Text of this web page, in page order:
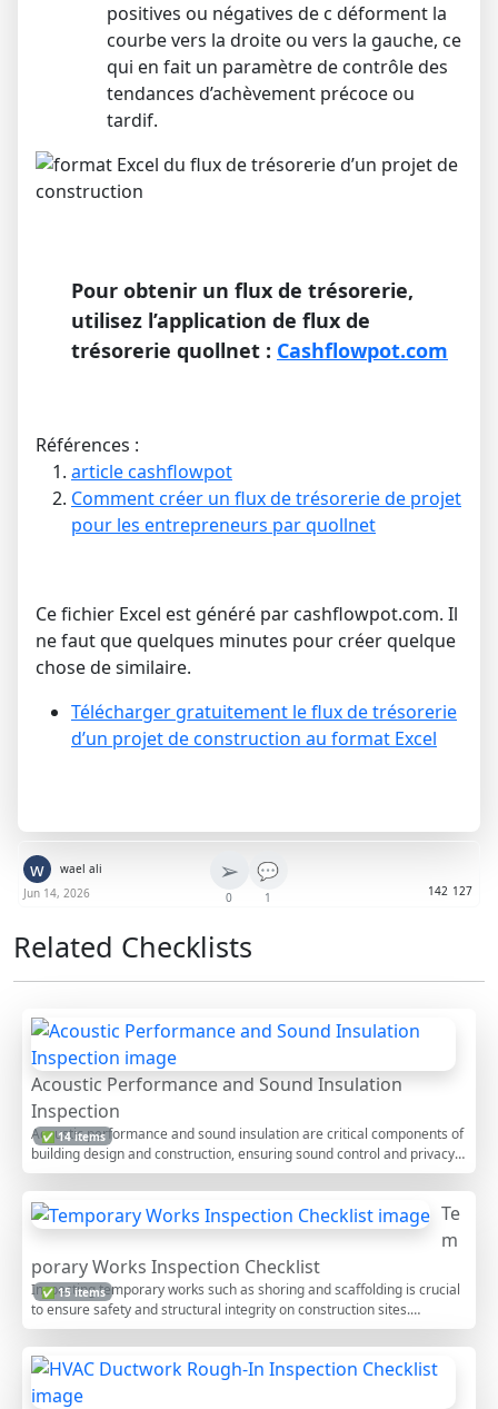
positives ou négatives de c déforment la
courbe vers la droite ou vers la gauche, ce
qui en fait un paramètre de contrôle des
tendances d’achèvement précoce ou
tardif.
Pour obtenir un flux de trésorerie,
utilisez l’application de flux de
trésorerie quollnet : Cashflowpot.com
Références :
article cashflowpot
Comment créer un flux de trésorerie de projet
pour les entrepreneurs par quollnet
Ce fichier Excel est généré par cashflowpot.com. Il
ne faut que quelques minutes pour créer quelque
chose de similaire.
Télécharger gratuitement le flux de trésorerie
d’un projet de construction au format Excel
w
wael ali
Jun 14, 2026
➢
0
💬
1 142 127
Related Checklists
Acoustic Performance and Sound Insulation
Inspection
✅ 14 items
Acoustic performance and sound insulation are critical components of
building design and construction, ensuring sound control and privacy.
This inspection checklist covers the evaluation of materials and
construction methods used to achieve optimal acoustic performance.
It focuses on assessing the effectiveness of sound barriers, insulation
materials, and construction techniques used in walls, floors, and
as noise pollution and enhances occupant comfort and privacy. This
interactive checklist allows you to tick off items, leave comments, and
export your findings as PDF or Excel with a unique QR code for
verification.
Te
m
porary Works Inspection Checklist
✅ 15 items
Inspecting temporary works such as shoring and scaffolding is crucial
to ensure safety and structural integrity on construction sites.
Temporary works are temporary structures used to support loads
during construction, including scaffolding and shoring systems. This
checklist covers essential inspection points to verify stability, safety,
and compliance before use. Ensuring temporary works are properly